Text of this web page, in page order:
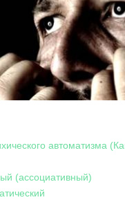
автоматизма
(ассоциативный)